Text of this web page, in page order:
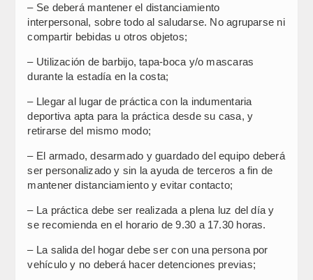
– Se deberá mantener el distanciamiento
interpersonal, sobre todo al saludarse. No agruparse ni
compartir bebidas u otros objetos;
– Utilización de barbijo, tapa-boca y/o mascaras
durante la estadía en la costa;
– Llegar al lugar de práctica con la indumentaria
deportiva apta para la práctica desde su casa, y
retirarse del mismo modo;
– El armado, desarmado y guardado del equipo deberá
ser personalizado y sin la ayuda de terceros a fin de
mantener distanciamiento y evitar contacto;
– La práctica debe ser realizada a plena luz del día y
se recomienda en el horario de 9.30 a 17.30 horas.
– La salida del hogar debe ser con una persona por
vehículo y no deberá hacer detenciones previas;